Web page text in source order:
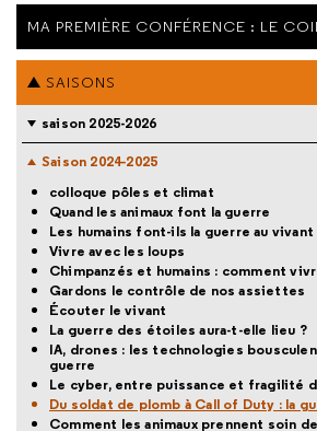
MA PREMIÈRE CONFÉRENCE : LE
SAISONS
saison 2025-2026
Saison 2024-2025
colloque pôles et climat
Quand les animaux font la guerre
Les humains font-ils la guerre au vivant
Vivre avec les loups
Chimpanzés et humains : comment
Gardons le contrôle de nos assiettes
Écouter le vivant
La guerre des étoiles aura-t-elle lieu ?
IA, drones : les technologies
guerre
Le cyber, entre puissance et fragilité
Du soldat de plomb à Call of Duty : la
Comment les animaux prennent soin